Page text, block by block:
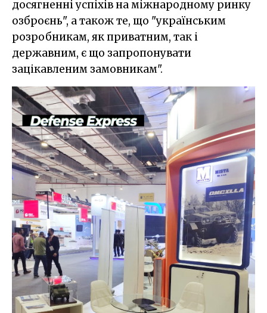
досягненні успіхів на міжнародному ринку
озброєнь", а також те, що "українським
розробникам, як приватним, так і
державним, є що запропонувати
зацікавленим замовникам".